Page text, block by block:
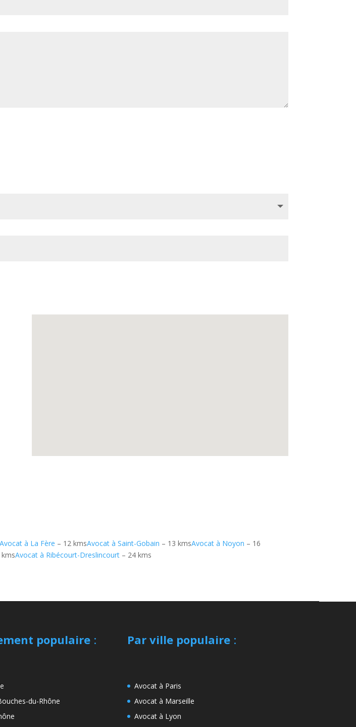
Avocat à La Fère – 12 kmsAvocat à Saint-Gobain – 13 kmsAvocat à Noyon – 16
kmsAvocat à Ribécourt-Dreslincourt – 24 kms
populaire:
du-Rhône
Par ville populaire:
Avocat à Paris
Avocat à Marseille
Avocat à Lyon